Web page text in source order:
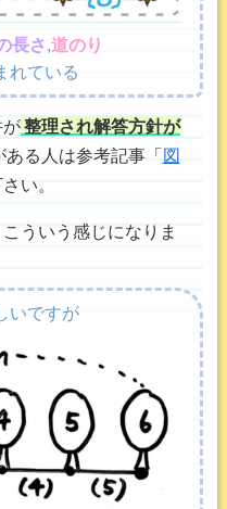
長さ,道のり
れている
整理され解答方針が
ある人は参考記事「図
い。
ういう感じになりま
いですが